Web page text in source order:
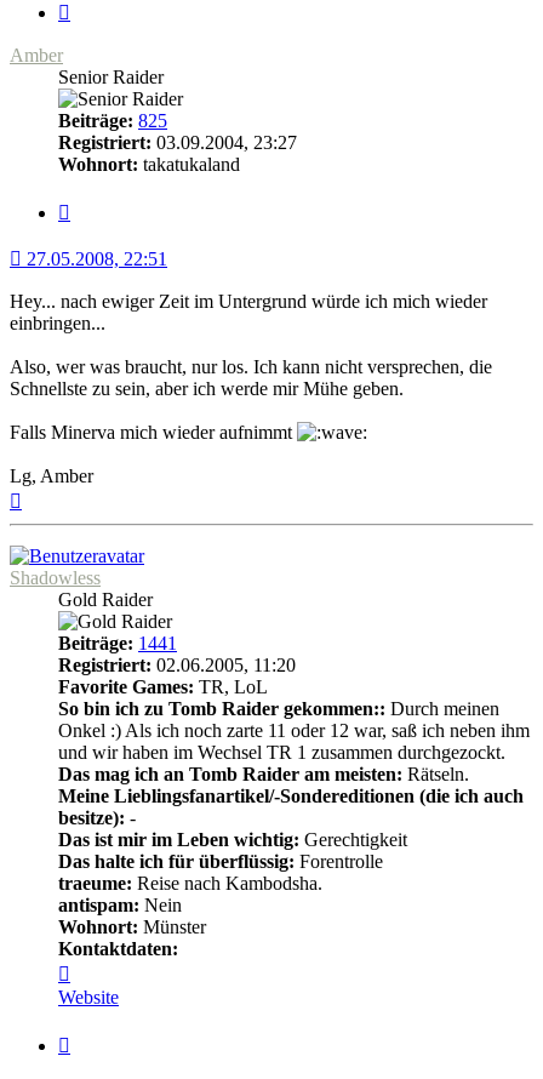
Amber
Senior Raider
Beiträge: 825
Registriert: 03.09.2004, 23:27
Wohnort: takatukaland
27.05.2008, 22:51
Hey... nach ewiger Zeit im Untergrund würde ich mich wieder
einbringen...
Also, wer was braucht, nur los. Ich kann nicht versprechen, die
Schnellste zu sein, aber ich werde mir Mühe geben.
Falls Minerva mich wieder aufnimmt
Lg, Amber
Shadowless
Gold Raider
Beiträge: 1441
Registriert: 02.06.2005, 11:20
Favorite Games: TR, LoL
So bin ich zu Tomb Raider gekommen:: Durch meinen
Onkel :) Als ich noch zarte 11 oder 12 war, saß ich neben ihm
und wir haben im Wechsel TR 1 zusammen durchgezockt.
Das mag ich an Tomb Raider am meisten: Rätseln.
Meine Lieblingsfanartikel/-Sondereditionen (die ich auch
besitze): -
Das ist mir im Leben wichtig: Gerechtigkeit
Das halte ich für überflüssig: Forentrolle
traeume: Reise nach Kambodsha.
antispam: Nein
Wohnort: Münster
Kontaktdaten:
von
Shadowless
Website